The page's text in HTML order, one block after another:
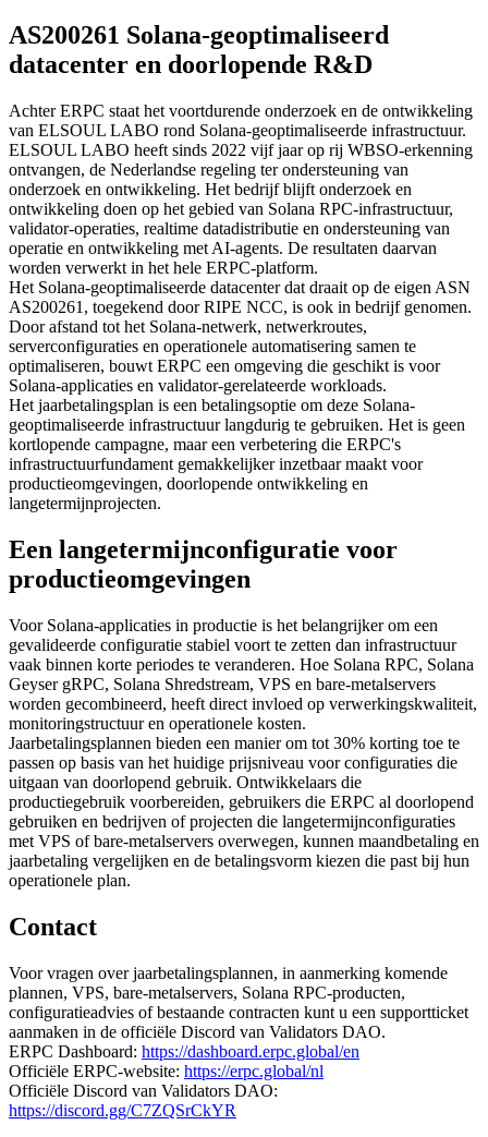
AS200261 Solana-geoptimaliseerd
datacenter en doorlopende R&D
Achter ERPC staat het voortdurende onderzoek en de ontwikkeling
van ELSOUL LABO rond Solana-geoptimaliseerde infrastructuur.
ELSOUL LABO heeft sinds 2022 vijf jaar op rij WBSO-erkenning
ontvangen, de Nederlandse regeling ter ondersteuning van
onderzoek en ontwikkeling. Het bedrijf blijft onderzoek en
ontwikkeling doen op het gebied van Solana RPC-infrastructuur,
validator-operaties, realtime datadistributie en ondersteuning van
operatie en ontwikkeling met AI-agents. De resultaten daarvan
worden verwerkt in het hele ERPC-platform.
Het Solana-geoptimaliseerde datacenter dat draait op de eigen ASN
AS200261, toegekend door RIPE NCC, is ook in bedrijf genomen.
Door afstand tot het Solana-netwerk, netwerkroutes,
serverconfiguraties en operationele automatisering samen te
optimaliseren, bouwt ERPC een omgeving die geschikt is voor
Solana-applicaties en validator-gerelateerde workloads.
Het jaarbetalingsplan is een betalingsoptie om deze Solana-
geoptimaliseerde infrastructuur langdurig te gebruiken. Het is geen
kortlopende campagne, maar een verbetering die ERPC's
infrastructuurfundament gemakkelijker inzetbaar maakt voor
productieomgevingen, doorlopende ontwikkeling en
langetermijnprojecten.
Een langetermijnconfiguratie voor
productieomgevingen
Voor Solana-applicaties in productie is het belangrijker om een
gevalideerde configuratie stabiel voort te zetten dan infrastructuur
vaak binnen korte periodes te veranderen. Hoe Solana RPC, Solana
Geyser gRPC, Solana Shredstream, VPS en bare-metalservers
worden gecombineerd, heeft direct invloed op verwerkingskwaliteit,
monitoringstructuur en operationele kosten.
Jaarbetalingsplannen bieden een manier om tot 30% korting toe te
passen op basis van het huidige prijsniveau voor configuraties die
uitgaan van doorlopend gebruik. Ontwikkelaars die
productiegebruik voorbereiden, gebruikers die ERPC al doorlopend
gebruiken en bedrijven of projecten die langetermijnconfiguraties
met VPS of bare-metalservers overwegen, kunnen maandbetaling en
jaarbetaling vergelijken en de betalingsvorm kiezen die past bij hun
operationele plan.
Contact
Voor vragen over jaarbetalingsplannen, in aanmerking komende
plannen, VPS, bare-metalservers, Solana RPC-producten,
configuratieadvies of bestaande contracten kunt u een supportticket
aanmaken in de officiële Discord van Validators DAO.
ERPC Dashboard: https://dashboard.erpc.global/en
Officiële ERPC-website: https://erpc.global/nl
Officiële Discord van Validators DAO:
https://discord.gg/C7ZQSrCkYR